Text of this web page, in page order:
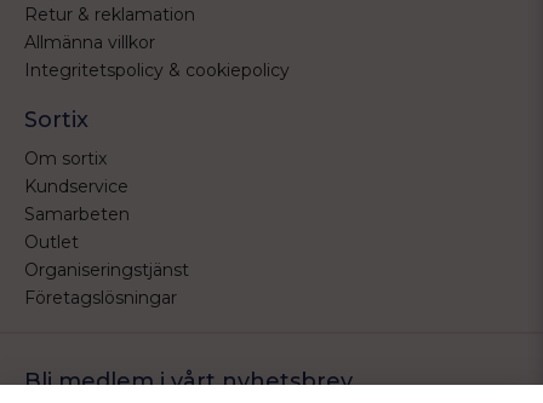
Retur & reklamation
Allmänna villkor
Integritetspolicy & cookiepolicy
Sortix
Om sortix
Kundservice
Samarbeten
Outlet
Organiseringstjänst
Företagslösningar
Bli medlem i vårt nyhetsbrev